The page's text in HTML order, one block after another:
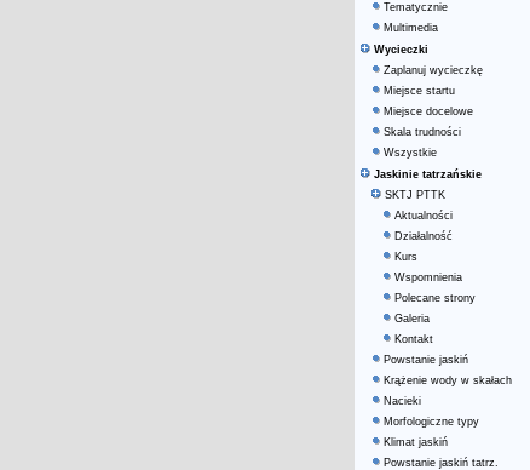
Tematycznie
Multimedia
Wycieczki
Zaplanuj wycieczkę
Miejsce startu
Miejsce docelowe
Skala trudności
Wszystkie
Jaskinie tatrzańskie
SKTJ PTTK
Aktualności
Działalność
Kurs
Wspomnienia
Polecane strony
Galeria
Kontakt
Powstanie jaskiń
Krążenie wody w skałach
Nacieki
Morfologiczne typy
Klimat jaskiń
Powstanie jaskiń tatrz.